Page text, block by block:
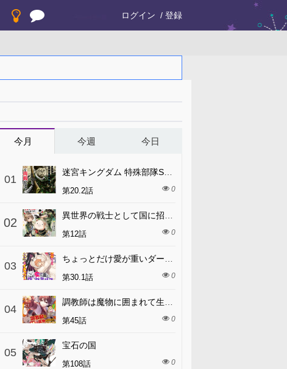
ログイン 登録
今月 今週 今日
01
迷宮キングダム 特殊部隊SASのおっさんの異世界ダンジョンサバイバルマニュアル!
第20.2話 0
02
第12話 0
03
第30.1話 0
04
第45話 0
05
宝石の国
第108話 0